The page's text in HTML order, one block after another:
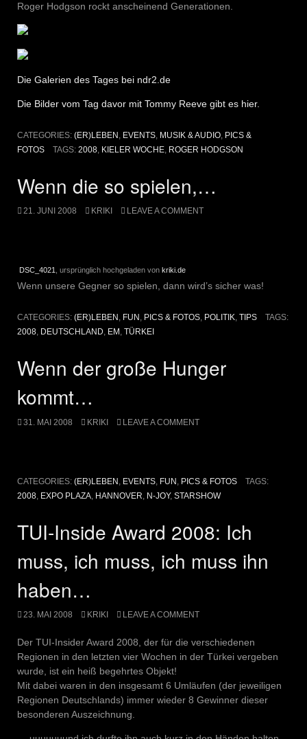
Roger Hodgson rockt anscheinend Generationen.
Die Galerien des Tages bei ndr2.de
Die Bilder vom Tag davor mit Tommy Reeve gibt es hier.
CATEGORIES: (ER)LEBEN EVENTS MUSIK & AUDIO PICS &
FOTOS
TAGS: 2008, KIELER WOCHE, ROGER HODGSON
Wenn die so spielen,…
21. JUNI 2008 KRIKI LEAVE A COMMENT
DSC_4021 , ursprünglich hochgeladen von kriki.de
Wenn unsere Gegner so spielen, dann wird’s sicher was!
CATEGORIES: (ER)LEBEN , FUN , PICS & FOTOS, POLITIK, TIPS
TAGS:
2008, DEUTSCHLAND, EM , TÜRKEI
Wenn der große Hunger
kommt…
31. MAI 2008 KRIKI LEAVE A COMMENT
CATEGORIES: (ER)LEBEN EVENTS FUN PICS & FOTOS
TAGS:
2008 EXPO PLAZA HANNOVER N-JOY, STARSHOW
TUI-Inside Award 2008: Ich
muss, ich muss, ich muss ihn
haben…
23. MAI 2008 KRIKI LEAVE A COMMENT
Der TUI-Insider Award 2008, der für die verschiedenen
Regionen in den letzten vier Wochen in der Türkei vergeben
wurde, ist ein heiß begehrtes Objekt!
Mit dabei waren in den insgesamt 6 Umläufen (der jeweiligen
Regionen Deutschlands) immer wieder 8 Gewinner dieser
besonderen Auszeichnung.